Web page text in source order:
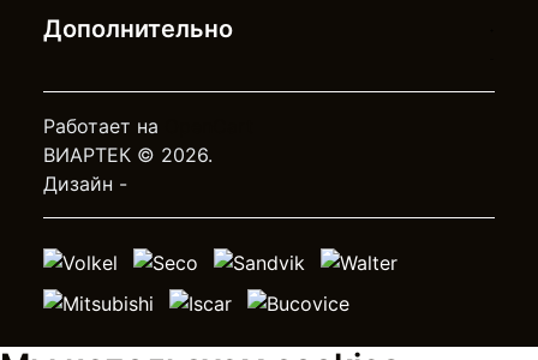
Дополнительно
Работает на
ВИАРТЕК © 2026.
Дизайн -